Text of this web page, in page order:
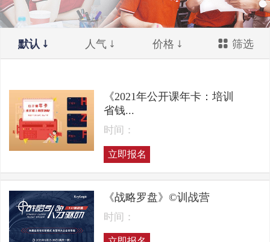
默认 人气 价格 筛选
《2021年公开课年卡：培训
省钱...
时间：
立即报名
《战略罗盘》©训战营
时间：